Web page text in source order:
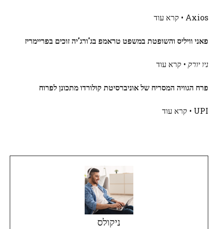
Axios • קרא עוד
פאני וויליס והשופטת במשפט טראמפ בג'ורג'יה זוכים בפריימריז
ניו יורק • קרא עוד
פרח הגוויה המסריח של אוניברסיטת קולורדו מתכונן לפרוח
UPI • קרא עוד
ניקולס